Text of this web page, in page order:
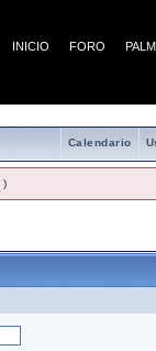
INICIO FORO
Calendario
)